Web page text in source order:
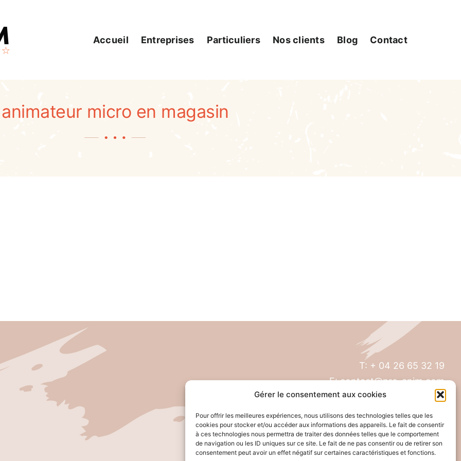
Gérer le consentement aux cookies
Pour offrir les meilleures expériences, nous utilisons des technologies telles que les
cookies pour stocker et/ou accéder aux informations des appareils. Le fait de consentir
à ces technologies nous permettra de traiter des données telles que le comportement
de navigation ou les ID uniques sur ce site. Le fait de ne pas consentir ou de retirer son
consentement peut avoir un effet négatif sur certaines caractéristiques et fonctions.
Accueil Entreprises Particuliers Nos clients Blog Contact
animateur micro en magasin
T: + 04 26 65 32 19
E: contact@pro-anim.com
69300 Caluire